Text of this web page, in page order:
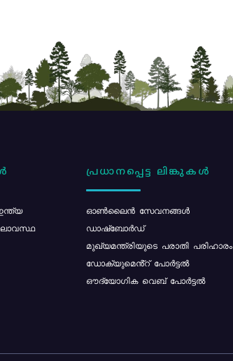
പ്രധാനപ്പെട്ട ലിങ്കുകൾ
ഓൺലൈൻ സേവനങ്ങൾ
ഡാഷ്ബോർഡ്
മുഖ്യമന്ത്രിയുടെ പരാതി പരിഹാരം
ഡോക്യുമെൻ്റ് പോർട്ടൽ
ഔദ്യോഗിക വെബ് പോർട്ടൽ